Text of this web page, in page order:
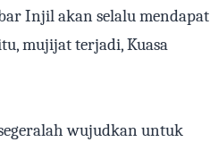
Injil akan selalu mendapat
mujijat terjadi, Kuasa
wujudkan untuk